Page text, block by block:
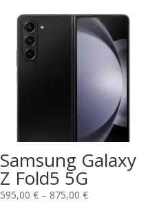
Samsung Galaxy
Z Fold5 5G
595,00 €– 875,00 €